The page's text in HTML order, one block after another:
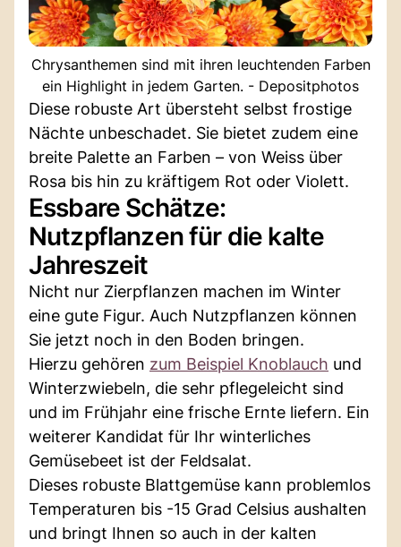
Chrysanthemen sind mit ihren leuchtenden Farben
ein Highlight in jedem Garten. - Depositphotos
Diese robuste Art übersteht selbst frostige
Nächte unbeschadet. Sie bietet zudem eine
breite Palette an Farben – von Weiss über
Rosa bis hin zu kräftigem Rot oder Violett.
Essbare Schätze:
Nutzpflanzen für die kalte
Jahreszeit
Nicht nur Zierpflanzen machen im Winter
eine gute Figur. Auch Nutzpflanzen können
Sie jetzt noch in den Boden bringen.
Hierzu gehören zum Beispiel Knoblauch und
Winterzwiebeln, die sehr pflegeleicht sind
und im Frühjahr eine frische Ernte liefern. Ein
weiterer Kandidat für Ihr winterliches
Gemüsebeet ist der Feldsalat.
Dieses robuste Blattgemüse kann problemlos
Temperaturen bis -15 Grad Celsius aushalten
und bringt Ihnen so auch in der kalten